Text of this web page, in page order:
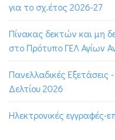
για το σχ.έτος 2026-27
Πίνακας δεκτών και μη
στο Πρότυπο ΓΕΛ Αγίων
Πανελλαδικές
Δελτίου 2026
Ηλεκτρονικές